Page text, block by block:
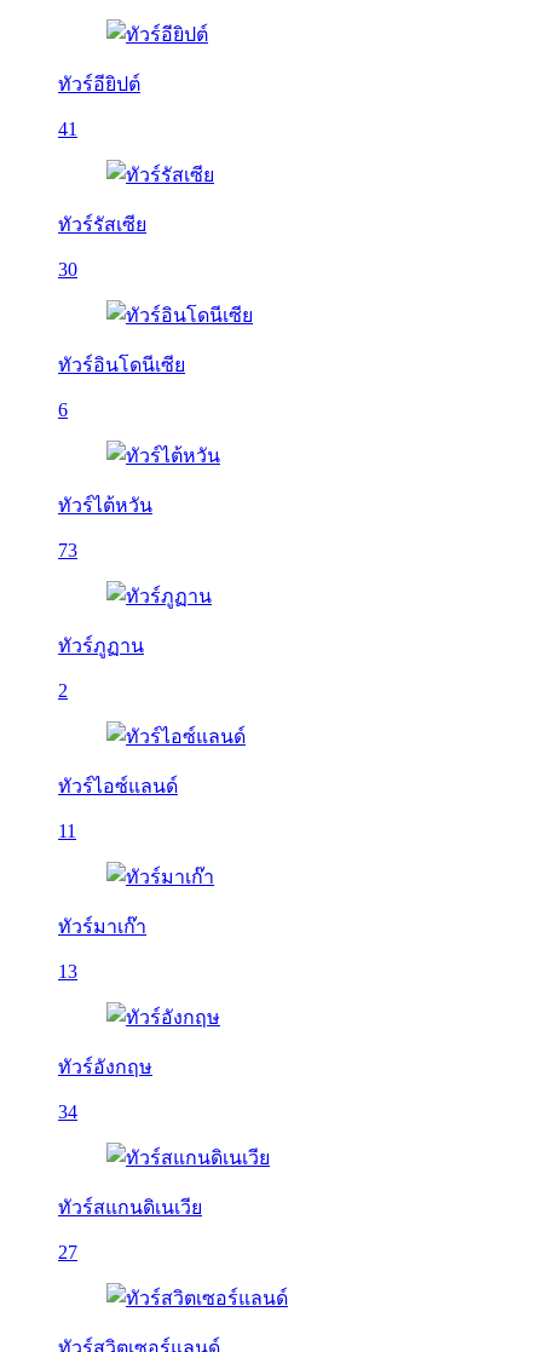
ทัวร์อียิปต์
41
ทัวร์รัสเซีย
30
ทัวร์อินโดนีเซีย
6
ทัวร์ไต้หวัน
73
ทัวร์ภูฏาน
2
ทัวร์ไอซ์แลนด์
11
ทัวร์มาเก๊า
13
ทัวร์อังกฤษ
34
ทัวร์สแกนดิเนเวีย
27
ทัวร์สวิตเซอร์แลนด์